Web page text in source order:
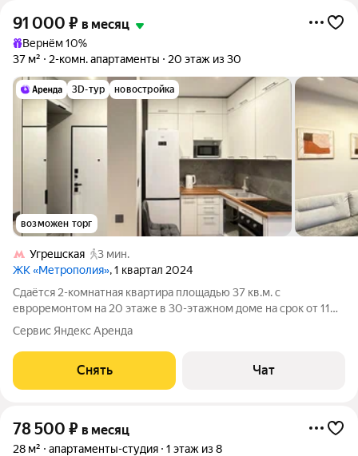
91 000 ₽ в месяц
Вернём 10%
37 м²
2-комн. апартаменты 20 этаж из 30
3D-тур новостройка
возможен торг
Угрешская
3 мин.
ЖК «Метрополия», 1 квартал 2024
Сдаётся 2-комнатная квартира площадью 37 кв.м. с
евроремонтом на 20 этаже в 30-этажном доме на срок от 11
месяцев. Из техники есть: Телевизор Духовой шкаф
Стиральная машина Холодильник Кондиционер Бойлер
Микроволновка Пылесос Дом -
Сервис Яндекс Аренда
Снять Чат
78 500 ₽ в месяц
28 м² апартаменты-студия 1 этаж из 8